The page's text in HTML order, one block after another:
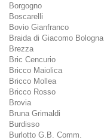
Borgogno
Boscarelli
Bovio Gianfranco
Braida di Giacomo Bologna
Brezza
Bric Cencurio
Bricco Maiolica
Bricco Mollea
Bricco Rosso
Brovia
Bruna Grimaldi
Burdisso
Burlotto G.B. Comm.